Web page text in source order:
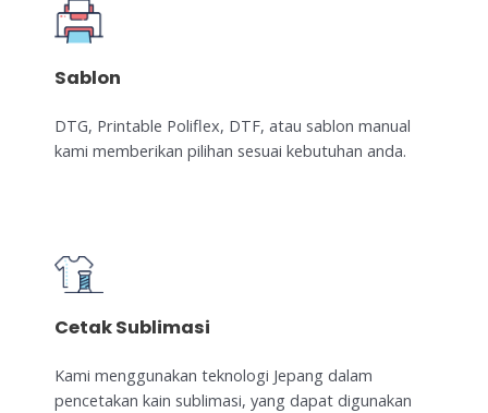
Sablon
DTG, Printable Poliflex, DTF, atau sablon manual
kami memberikan pilihan sesuai kebutuhan anda.
Cetak Sublimasi
Kami menggunakan teknologi Jepang dalam
pencetakan kain sublimasi, yang dapat digunakan